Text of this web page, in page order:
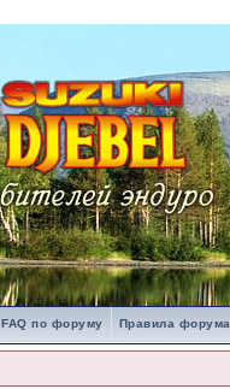
FAQ по форуму Правила форума